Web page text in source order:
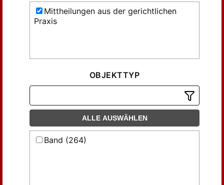
Mittheilungen aus der gerichtlichen
Praxis
OBJEKTTYP
ALLE AUSWÄHLEN
Band (264)